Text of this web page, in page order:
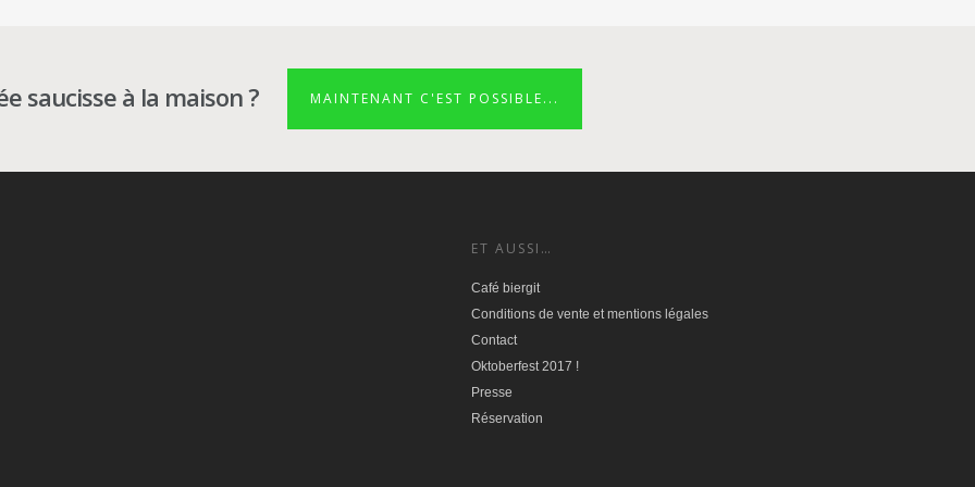
saucisse à la maison ? MAINTENANT C'EST POSSIBLE...
ET AUSSI…
Café biergit
Conditions de vente et mentions légales
Contact
Oktoberfest 2017 !
Presse
Réservation